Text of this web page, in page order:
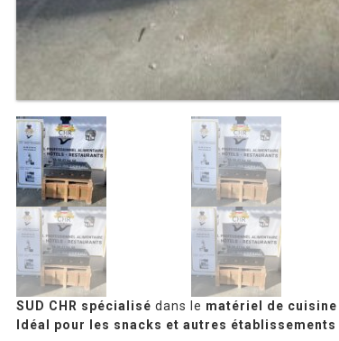
SUD CHR spécialisé dans le matériel de
Idéal pour les snacks et autres